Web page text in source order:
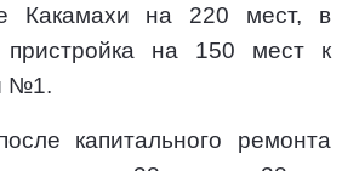
Какамахи на 220 мест, в
на 150 мест к
№1.
капитального ремонта